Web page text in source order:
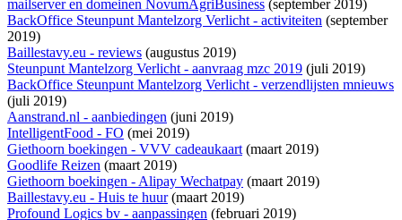
mailserver en domeinen NovumAgriBusiness (september 2019)
BackOffice Steunpunt Mantelzorg Verlicht - activiteiten (september
2019)
Baillestavy.eu - reviews (augustus 2019)
Steunpunt Mantelzorg Verlicht - aanvraag mzc 2019 (juli 2019)
BackOffice Steunpunt Mantelzorg Verlicht - verzendlijsten mnieuws
(juli 2019)
Aanstrand.nl - aanbiedingen (juni 2019)
IntelligentFood - FO (mei 2019)
Giethoorn boekingen - VVV cadeaukaart(maart 2019)
Goodlife Reizen (maart 2019)
Giethoorn boekingen - Alipay Wechatpay (maart 2019)
Baillestavy.eu - Huis te huur(maart 2019)
Profound Logics bv - aanpassingen (februari 2019)